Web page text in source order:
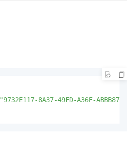
"9732E117-8A37-49FD-A36F-